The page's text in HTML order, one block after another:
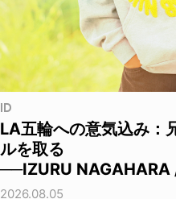
ID
LA五輪への意気込み：
ルを取る
──IZURU NAGAHARA
2026.08.05